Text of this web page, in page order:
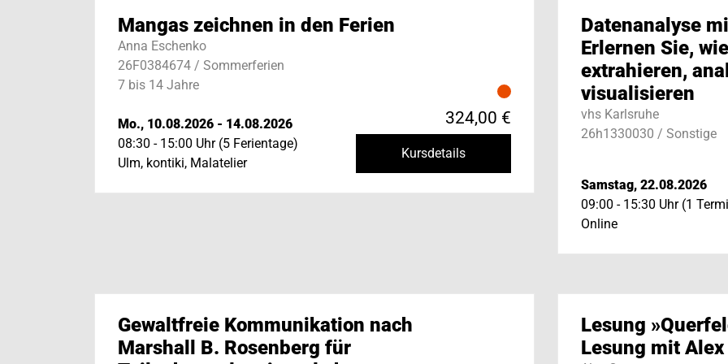
Mangas zeichnen in den Ferien
Anna Eschenko
26F0384674 / Sommerferien
7 bis 14 Jahre
Mo., 10.08.2026 - 14.08.2026
08:30 - 15:00 Uhr (5 Ferientage)
Ulm, kontiki, Malatelier
324,00 €
Kursdetails
Datenanalyse
Erlernen Sie,
extrahieren,
visualisieren
vhs Karlsruhe
26h1330030 / Sonstige
Samstag, 22.08.2026
09:00 - 15:30 Uhr (1
Online
Gewaltfreie Kommunikation nach
Marshall B. Rosenberg für
Lesung
Lesung mit Alex